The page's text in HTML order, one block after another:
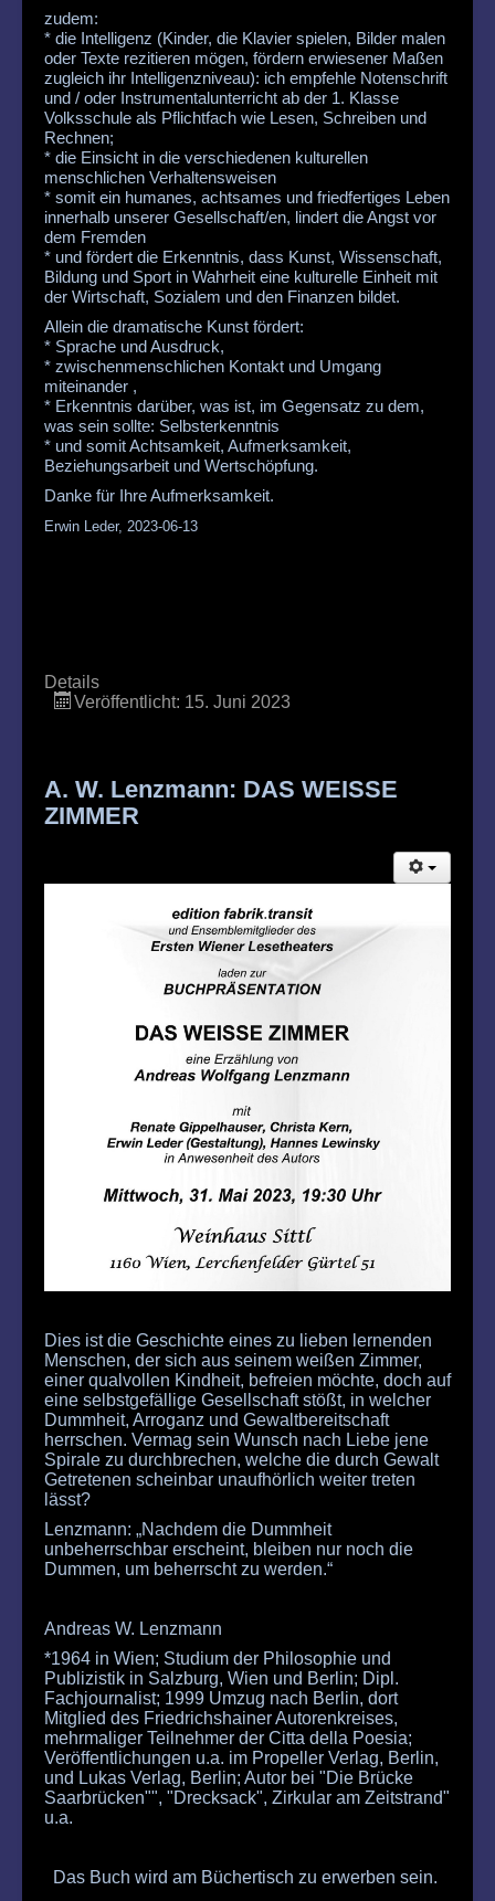
zudem:
* die Intelligenz (Kinder, die Klavier spielen, Bilder malen
oder Texte rezitieren mögen, fördern erwiesener Maßen
zugleich ihr Intelligenzniveau): ich empfehle Notenschrift
und / oder Instrumentalunterricht ab der 1. Klasse
Volksschule als Pflichtfach wie Lesen, Schreiben und
Rechnen;
* die Einsicht in die verschiedenen kulturellen
menschlichen Verhaltensweisen
* somit ein humanes, achtsames und friedfertiges Leben
innerhalb unserer Gesellschaft/en, lindert die Angst vor
dem Fremden
* und fördert die Erkenntnis, dass Kunst, Wissenschaft,
Bildung und Sport in Wahrheit eine kulturelle Einheit mit
der Wirtschaft, Sozialem und den Finanzen bildet.
Allein die dramatische Kunst fördert:
* Sprache und Ausdruck,
* zwischenmenschlichen Kontakt und Umgang
miteinander ,
* Erkenntnis darüber, was ist, im Gegensatz zu dem,
was sein sollte: Selbsterkenntnis
* und somit Achtsamkeit, Aufmerksamkeit,
Beziehungsarbeit und Wertschöpfung.
Danke für Ihre Aufmerksamkeit.
Erwin Leder, 2023-06-13
Details
Veröffentlicht: 15. Juni 2023
A. W. Lenzmann: DAS WEISSE
ZIMMER
Dies ist die Geschichte eines zu lieben lernenden
Menschen, der sich aus seinem weißen Zimmer,
einer qualvollen Kindheit, befreien möchte, doch auf
eine selbstgefällige Gesellschaft stößt, in welcher
Dummheit, Arroganz und Gewaltbereitschaft
herrschen. Vermag sein Wunsch nach Liebe jene
Spirale zu durchbrechen, welche die durch Gewalt
Getretenen scheinbar unaufhörlich weiter treten
lässt?
Lenzmann: „Nachdem die Dummheit
unbeherrschbar erscheint, bleiben nur noch die
Dummen, um beherrscht zu werden.“
Andreas W. Lenzmann
*1964 in Wien; Studium der Philosophie und
Publizistik in Salzburg, Wien und Berlin; Dipl.
Fachjournalist; 1999 Umzug nach Berlin, dort
Mitglied des Friedrichshainer Autorenkreises,
mehrmaliger Teilnehmer der Citta della Poesia;
Veröffentlichungen u.a. im Propeller Verlag, Berlin,
und Lukas Verlag, Berlin; Autor bei "Die Brücke
Saarbrücken"", "Drecksack", Zirkular am Zeitstrand"
u.a.
Das Buch wird am Büchertisch zu erwerben sein.